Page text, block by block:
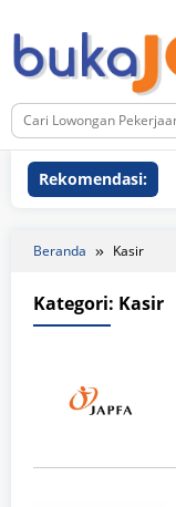
ke
konten
Rekomendasi:
Beranda Kasir
Kategori: Kasir